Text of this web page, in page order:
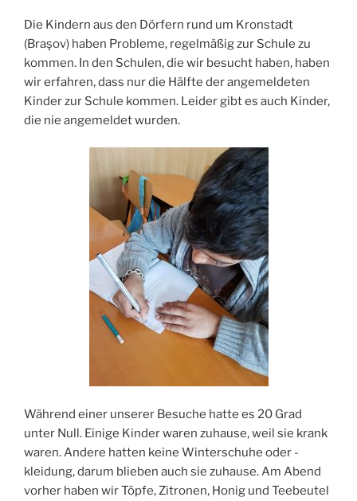
Die Kindern aus den Dörfern rund um Kronstadt
(Braşov) haben Probleme, regelmäßig zur Schule zu
kommen. In den Schulen, die wir besucht haben, haben
wir erfahren, dass nur die Hälfte der angemeldeten
Kinder zur Schule kommen. Leider gibt es auch Kinder,
die nie angemeldet wurden.
Während einer unserer Besuche hatte es 20 Grad
unter Null. Einige Kinder waren zuhause, weil sie krank
waren. Andere hatten keine Winterschuhe oder -
kleidung, darum blieben auch sie zuhause. Am Abend
vorher haben wir Töpfe, Zitronen, Honig und Teebeutel